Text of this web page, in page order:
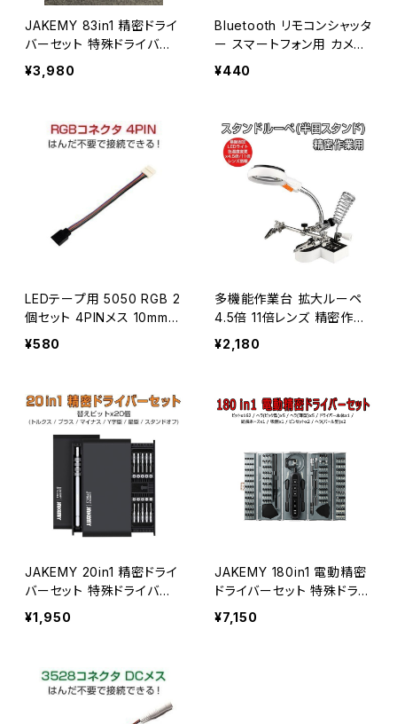
JAKEMY 83in1 精密ドライ
バーセット 特殊ドライバー
磁石付き ネジ回し 修理キ
ット 多機能ツール 初期不
¥3,980
Bluetooth リモコンシャッタ
ー スマートフォン用 カメラ
リモコン ワイヤレス リモー
¥440
LEDテープ用 5050 RGB 2
個セット 4PINメス 10mm
はんだ付け不要 リモコンよ
CON1.Dx2」
¥580
多機能作業台 拡大ルーペ
4.5倍 11倍レンズ 精密作業
用 拡大鏡 電子基板 精密機
器 1ヶ月保証 送料無料「LO
¥2,180
JAKEMY 20in1 精密ドライ
バーセット 特殊ドライバー
磁石付き ネジ回し 修理キ
ット 多機能ツールキット 1ヶ
¥1,950
JAKEMY 180in1 電動精密
ドライバーセット 特殊ドライ
バー 磁気ボックスタグ ネジ
回し 修理キット 多機能ツー
¥7,150